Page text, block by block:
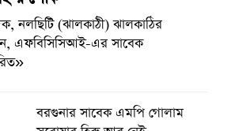
নলছিটি (ঝালকাঠী) ঝালকাঠির
এফবিসিসিআই-এর সাবেক
বরগুনার সাবেক এমপি গোলাম
সরোয়ার হিরু আর নেই